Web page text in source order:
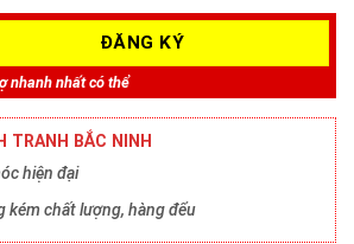
nhanh nhất có thể
TRANH BẮC NINH
hiện đại
kém chất lượng, hàng đểu